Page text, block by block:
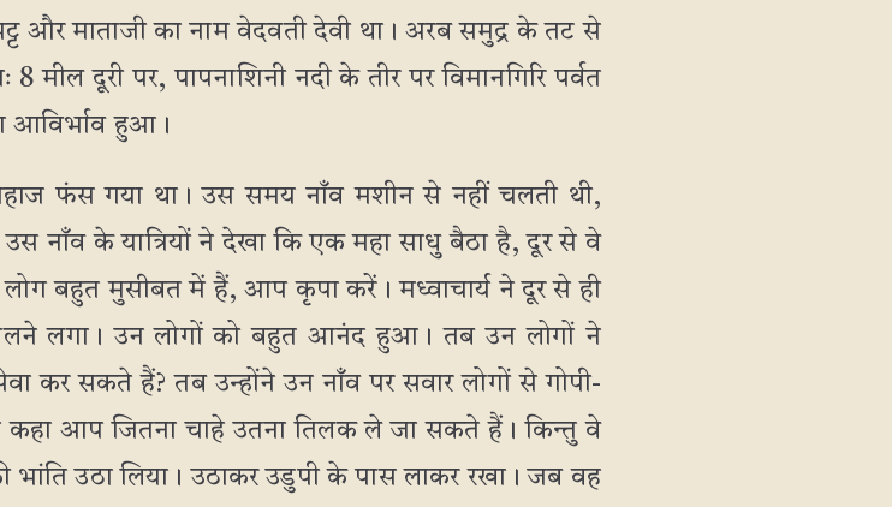
और माताजी का नाम वेदवती देवी था। अरब समुद्र के तट से
मील दूरी पर, पापनाशिनी नदी के तीर पर विमानगिरि पर्वत
आविर्भाव हुआ।
फंस गया था। उस समय नाँव मशीन से नहीं चलती थी,
नाँव के यात्रियों ने देखा कि एक महा साधु बैठा है, दूर से वे
लोग बहुत मुसीबत में हैं, आप कृपा करें। मध्वाचार्य ने दूर से ही
लगा। उन लोगों को बहुत आनंद हुआ। तब उन लोगों ने
कर सकते हैं? तब उन्होंने उन नाँव पर सवार लोगों से गोपी-
कहा आप जितना चाहे उतना तिलक ले जा सकते हैं। किन्तु वे
उठा लिया। उठाकर उडुपी के पास लाकर रखा। जब वह